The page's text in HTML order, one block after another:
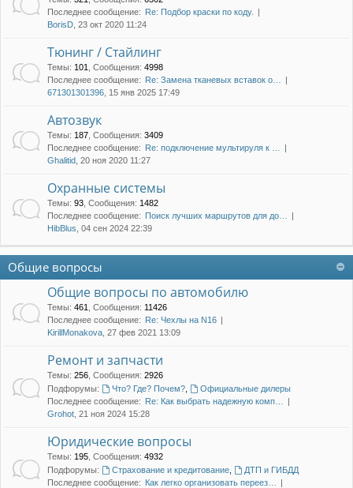
Последнее сообщение: Re: Подбор краски по коду.
BorisD , 23 окт 2020 11:24
Тюнинг / Стайлинг
Темы: 101 Сообщения: 4998
Последнее сообщение: Re: Замена тканевых вставок о…
671301301396 , 15 янв 2025 17:49
Автозвук
Темы: 187 Сообщения: 3409
Последнее сообщение: Re: подключение мультируля к …
Ghalitid , 20 ноя 2020 11:27
Охранные системы
Темы: 93 Сообщения: 1482
Последнее сообщение: Поиск лучших маршрутов для до…
HibBlus , 04 сен 2024 22:39
Общие вопросы
Общие вопросы по автомобилю
Темы: 461 Сообщения: 11426
Последнее сообщение: Re: Чехлы на N16
KirillMonakova , 27 фев 2021 13:09
Ремонт и запчасти
Темы: 256 Сообщения: 2926
Подфорумы:
Что? Где? Почем?,
Официальные дилеры
Последнее сообщение: Re: Как выбрать надежную комп…
Grohot , 21 ноя 2024 15:28
Юридические вопросы
Темы: 195 Сообщения: 4932
Подфорумы:
Страхование и кредитование,
ДТП и ГИБДД
Последнее сообщение: Как легко организовать переез…